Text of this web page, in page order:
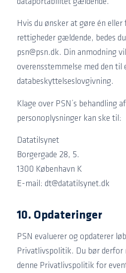
Hvis du ønsker at gøre én eller
rettigheder gældende, bedes
psn@psn.dk. Din anmodning
overensstemmelse med den
databeskyttelseslovgivning.
Klage over PSN’s behandling
personoplysninger kan ske til:
Datatilsynet
Borgergade 28, 5.
1300 København K
E-mail: dt@datatilsynet.dk
10. Opdateringer
PSN evaluerer og opdaterer
Privatlivspolitik. Du bør
denne Privatlivspolitik for